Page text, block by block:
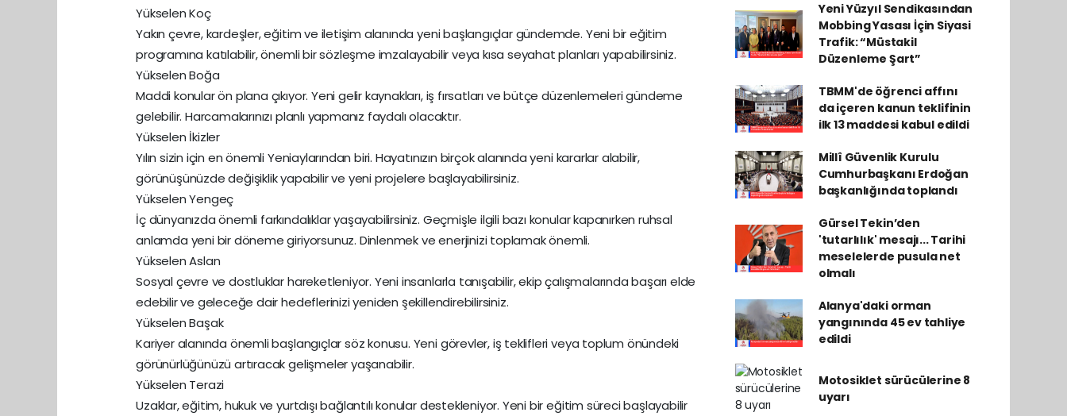
Yükselen Koç
Yakın çevre, kardeşler, eğitim ve iletişim alanında yeni başlangıçlar gündemde. Yeni bir eğitim
programına katılabilir, önemli bir sözleşme imzalayabilir veya kısa seyahat planları yapabilirsiniz.
Yükselen Boğa
Maddi konular ön plana çıkıyor. Yeni gelir kaynakları, iş fırsatları ve bütçe düzenlemeleri gündeme
gelebilir. Harcamalarınızı planlı yapmanız faydalı olacaktır.
Yükselen İkizler
Yılın sizin için en önemli Yeniaylarından biri. Hayatınızın birçok alanında yeni kararlar alabilir,
görünüşünüzde değişiklik yapabilir ve yeni projelere başlayabilirsiniz.
Yükselen Yengeç
İç dünyanızda önemli farkındalıklar yaşayabilirsiniz. Geçmişle ilgili bazı konular kapanırken ruhsal
anlamda yeni bir döneme giriyorsunuz. Dinlenmek ve enerjinizi toplamak önemli.
Yükselen Aslan
Sosyal çevre ve dostluklar hareketleniyor. Yeni insanlarla tanışabilir, ekip çalışmalarında başarı elde
edebilir ve geleceğe dair hedeflerinizi yeniden şekillendirebilirsiniz.
Yükselen Başak
Kariyer alanında önemli başlangıçlar söz konusu. Yeni görevler, iş teklifleri veya toplum önündeki
görünürlüğünüzü artıracak gelişmeler yaşanabilir.
Yükselen Terazi
Uzaklar, eğitim, hukuk ve yurtdışı bağlantılı konular destekleniyor. Yeni bir eğitim süreci başlayabilir
Yeni Yüzyıl Sendikasından
Mobbing Yasası İçin Siyasi
Trafik: “Müstakil
Düzenleme Şart”
TBMM'de öğrenci affını
da içeren kanun teklifinin
ilk 13 maddesi kabul edildi
Millî Güvenlik Kurulu
Cumhurbaşkanı Erdoğan
başkanlığında toplandı
Gürsel Tekin’den
'tutarlılık' mesajı... Tarihi
meselelerde pusula net
olmalı
Alanya'daki orman
yangınında 45 ev tahliye
edildi
Motosiklet sürücülerine 8
uyarı